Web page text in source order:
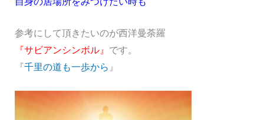
参考にして頂きたいのが西洋曼荼羅
『サビアンシンボル』 です。
『千里の道も一歩から 』